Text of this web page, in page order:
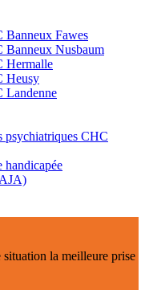
Banneux Fawes
Banneux Nusbaum
Hermalle
Heusy
Landenne
psychiatriques CHC
handicapée
situation la meilleure prise